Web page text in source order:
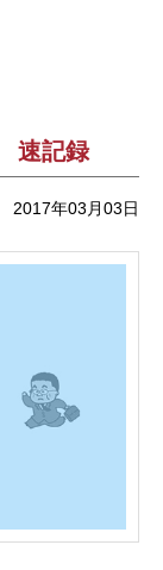
速記録
2017年03月03日